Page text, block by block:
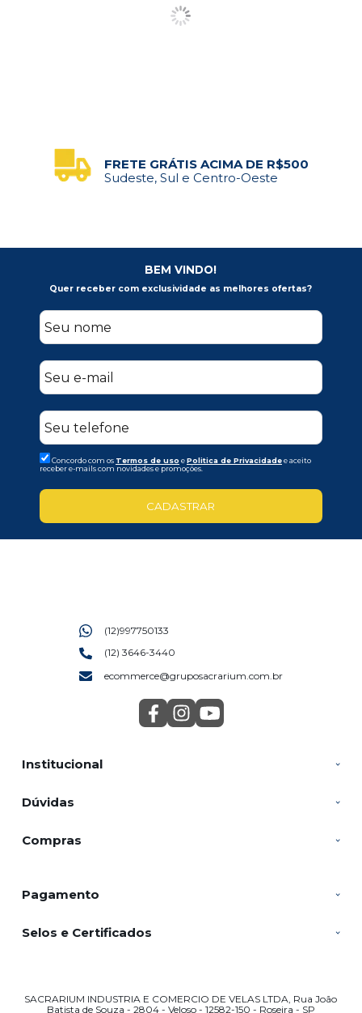
FRETE GRÁTIS ACIMA DE R$500
Sudeste, Sul e Centro-Oeste
BEM VINDO!
Quer receber com exclusividade as melhores ofertas?
Concordo com os Termos de uso ePolitica de Privacidadee aceito
receber e-mails com novidades e promoções.
CADASTRAR
Institucional
Dúvidas
Compras
(12)997750133
(12) 3646-3440
ecommerce@gruposacrarium.com.br
Pagamento
Selos e Certificados
SACRARIUM INDUSTRIA E COMERCIO DE VELAS LTDA, Rua João
Batista de Souza - 2804 - Veloso - 12582-150 - Roseira - SP